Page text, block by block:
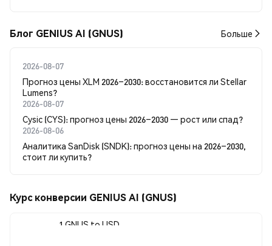
Блог GENIUS AI (GNUS) Больше
2026-08-07
Прогноз цены XLM 2026–2030: восстановится ли Stellar
Lumens?
2026-08-07
Cysic (CYS): прогноз цены 2026–2030 — рост или спад?
2026-08-06
Аналитика SanDisk (SNDK): прогноз цены на 2026–2030,
стоит ли купить?
Курс конверсии GENIUS AI (GNUS)
1 GNUS to USD